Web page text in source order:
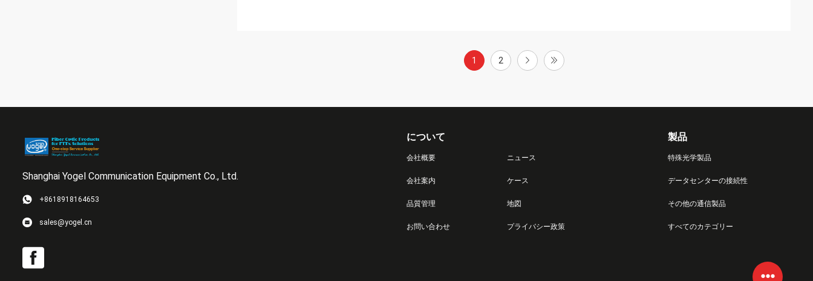
1 2
Shanghai Yogel Communication Equipment Co., Ltd.
+8618918164653
sales@yogel.cn
について
会社概要
会社案内
品質管理
お問い合わせ
ニュース
ケース
地図
プライバシー政策
製品
特殊光学製品
データセンターの接続性
その他の通信製品
すべてのカテゴリー